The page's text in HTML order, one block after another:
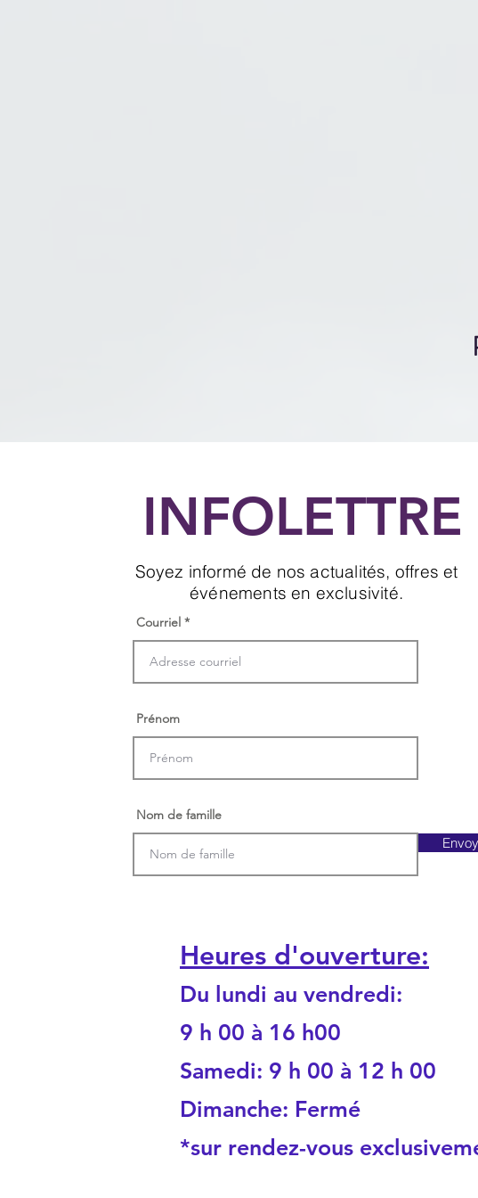
INFOLETTRE
Soyez informé de nos actualités, offres et
événements en exclusivité.
Courriel
Prénom
Nom de famille
Heures d'ouverture:
Du lundi au vendredi:
9 h 00 à 16 h00
Samedi: 9 h 00 à 12 h 00
Dimanche: Fermé
*sur rendez-vous